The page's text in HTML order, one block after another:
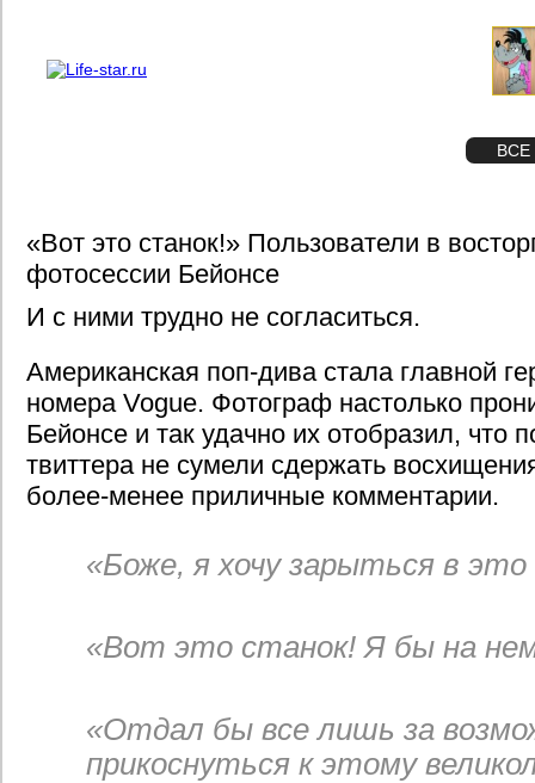
ВСЕ
«Вот это станок!» Пользователи в
фотосессии Бейонсе
И с ними трудно не согласиться.
Американская поп-дива стала главной
номера Vogue. Фотограф настолько
Бейонсе и так удачно их отобразил, что
твиттера не сумели сдержать
более-менее приличные комментарии.
«Боже, я хочу зарыться в это
«Вот это станок! Я бы на
«Отдал бы все лишь за
прикоснуться к этому